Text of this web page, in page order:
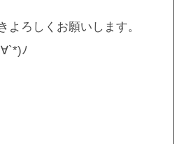
よろしくお願いします。
ﾉ